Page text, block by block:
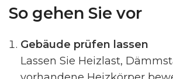
So gehen Sie vor
Gebäude prüfen lassen
Lassen Sie Heizlast,